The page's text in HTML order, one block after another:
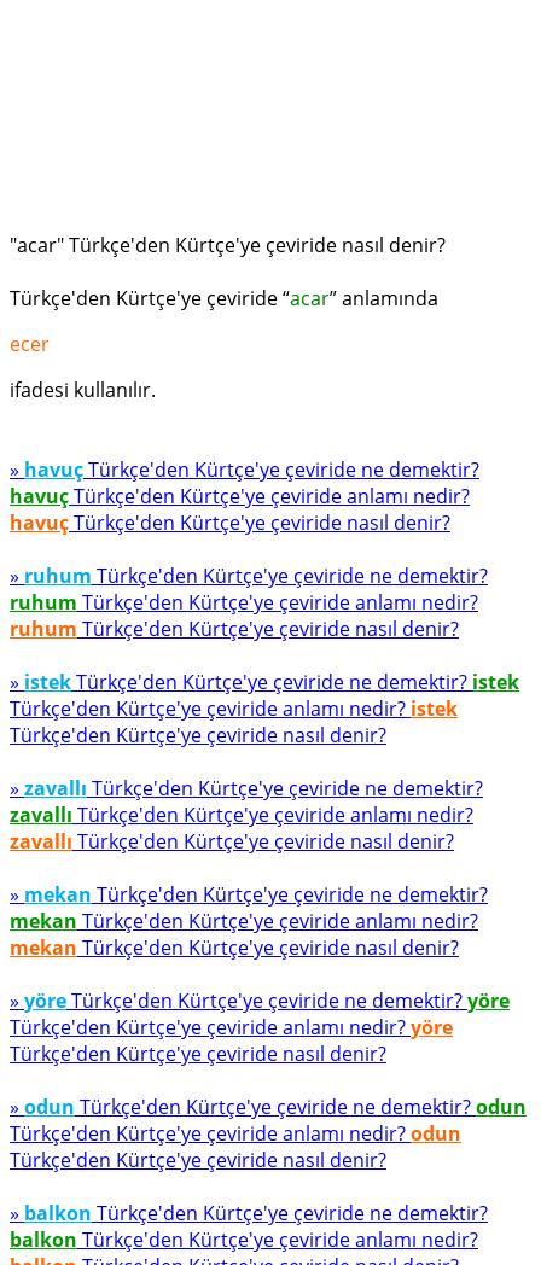
"acar" Türkçe'den Kürtçe'ye çeviride nasıl denir?
Türkçe'den Kürtçe'ye çeviride “acar” anlamında
ecer
ifadesi kullanılır.
» havuçTürkçe'den Kürtçe'ye çeviride ne demektir?
havuçTürkçe'den Kürtçe'ye çeviride anlamı nedir?
havuçTürkçe'den Kürtçe'ye çeviride nasıl denir?
» ruhum Türkçe'den Kürtçe'ye çeviride ne demektir?
ruhum Türkçe'den Kürtçe'ye çeviride anlamı nedir?
ruhum Türkçe'den Kürtçe'ye çeviride nasıl denir?
» istekTürkçe'den Kürtçe'ye çeviride ne demektir? istek
Türkçe'den Kürtçe'ye çeviride anlamı nedir? istek
Türkçe'den Kürtçe'ye çeviride nasıl denir?
» zavallı Türkçe'den Kürtçe'ye çeviride ne demektir?
zavallı Türkçe'den Kürtçe'ye çeviride anlamı nedir?
zavallı Türkçe'den Kürtçe'ye çeviride nasıl denir?
» mekan Türkçe'den Kürtçe'ye çeviride ne demektir?
mekan Türkçe'den Kürtçe'ye çeviride anlamı nedir?
mekan Türkçe'den Kürtçe'ye çeviride nasıl denir?
» yöreTürkçe'den Kürtçe'ye çeviride ne demektir?yöre
Türkçe'den Kürtçe'ye çeviride anlamı nedir?yöre
Türkçe'den Kürtçe'ye çeviride nasıl denir?
» odun Türkçe'den Kürtçe'ye çeviride ne demektir?odun
Türkçe'den Kürtçe'ye çeviride anlamı nedir?odun
Türkçe'den Kürtçe'ye çeviride nasıl denir?
» balkon Türkçe'den Kürtçe'ye çeviride ne demektir?
balkon Türkçe'den Kürtçe'ye çeviride anlamı nedir?